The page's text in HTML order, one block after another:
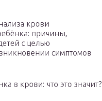
крови
причины,
с целью
симптомов
в крови: что это значит?